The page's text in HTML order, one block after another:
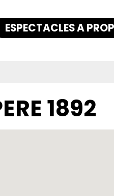
ESPECTACLES A
1892